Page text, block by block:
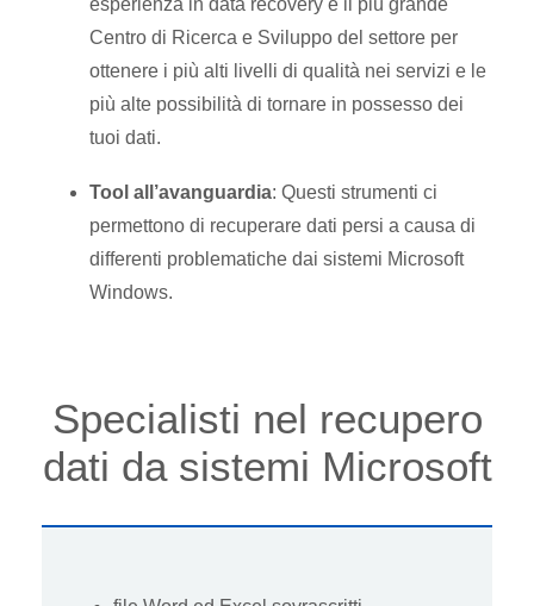
esperienza in data recovery e il più grande
Centro di Ricerca e Sviluppo del settore per
ottenere i più alti livelli di qualità nei servizi e le
più alte possibilità di tornare in possesso dei
tuoi dati.
Tool all’avanguardia: Questi strumenti ci
permettono di recuperare dati persi a causa di
differenti problematiche dai sistemi Microsoft
Windows.
Specialisti nel recupero
dati da sistemi Microsoft